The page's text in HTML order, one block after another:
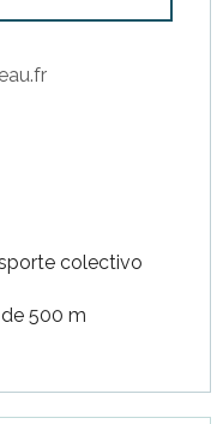
colectivo
500 m